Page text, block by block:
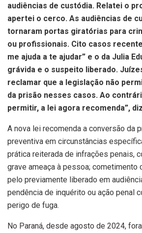
audiências de custódia. Relatei o
apertei o cerco. As audiências de
tornaram portas giratórias para
ou profissionais. Cito casos
me ajuda a te ajudar” e o da Julia
grávida e o suspeito liberado.
reclamar que a legislação não
da prisão nesses casos. Ao
permitir, a lei agora recomenda”,
A nova lei recomenda a conversão da
preventiva em circunstâncias
prática reiterada de infrações penais,
grave ameaça à pessoa; cometimento
pelo previamente liberado em
pendência de inquérito ou ação penal
perigo de fuga.
No Paraná, desde agosto de 2024,